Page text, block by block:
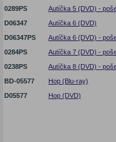
0289PS
Autíčka 5 (DVD) -
D06347
Autíčka 6 (DVD)
D06347PS
Autíčka 6 (DVD) -
0284PS
Autíčka 7 (DVD) -
0238PS
Autíčka 8 (DVD) -
BD-05577
Hop (Blu-ray)
D05577
Hop (DVD)